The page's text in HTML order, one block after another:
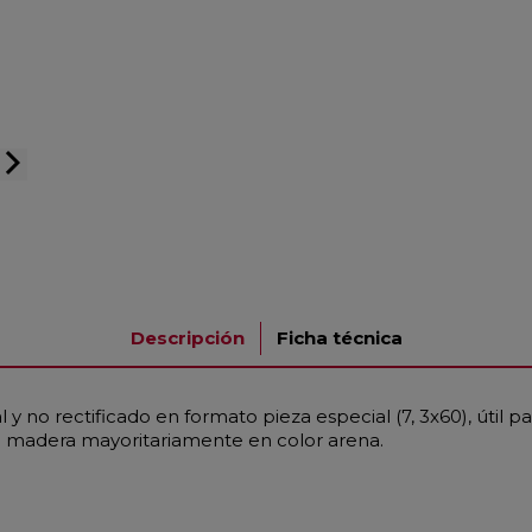
arrow_forward_ios
Descripción Ficha técnica
no rectificado en formato pieza especial (7, 3x60), útil
mayoritariamente en color arena.